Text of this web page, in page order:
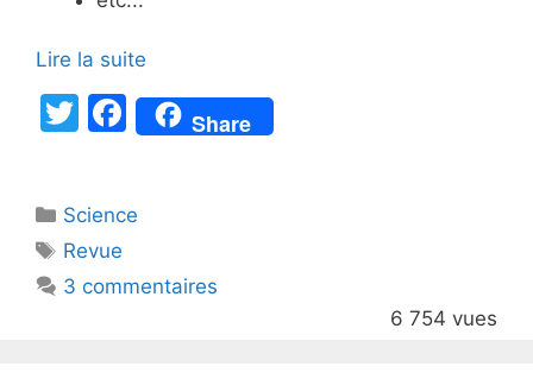
Lire la suite
T
er
F
a
e
o
Share
Catégories
Science
Étiquettes
Revue
3 commentaires
6 754 vues